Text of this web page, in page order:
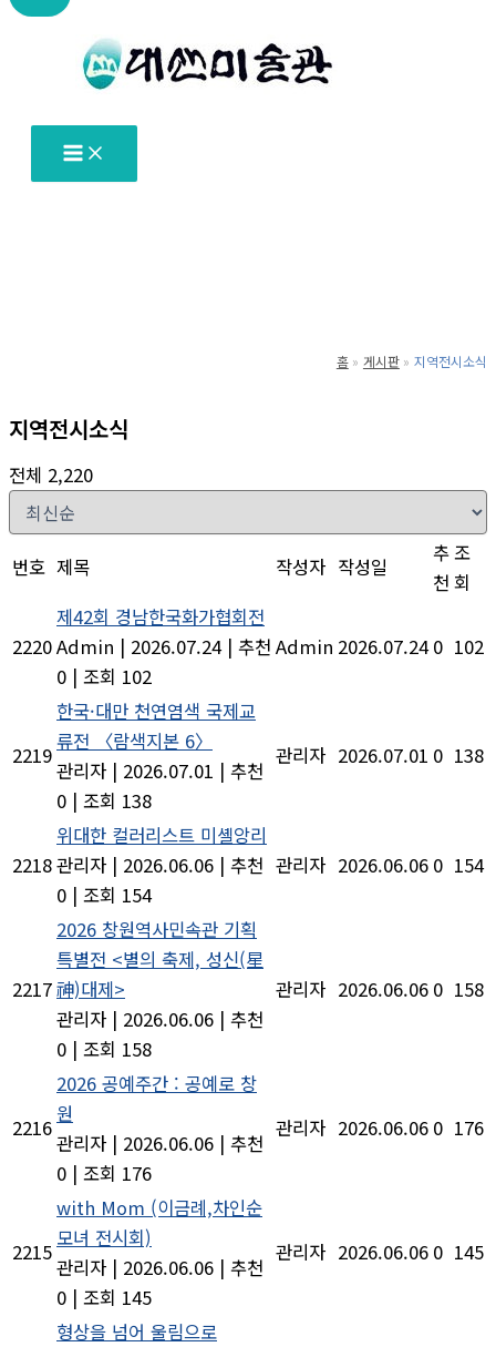
홈 게시판 지역전시소식
지역전시소식
전체 2,220
번호 제목 작성자 작성일
추
천
조
회
2220
제42회 경남한국화가협회전
Admin | 2026.07.24 | 추천
0 | 조회 102
Admin 2026.07.24 0 102
2219
한국·대만 천연염색 국제교
류전 〈람색지본 6〉
관리자 | 2026.07.01 | 추천
0 | 조회 138
관리자 2026.07.01 0 138
2218
위대한 컬러리스트 미셸앙리
관리자 | 2026.06.06 | 추천
0 | 조회 154
관리자 2026.06.06 0 154
2217
2026 창원역사민속관 기획
특별전 <별의 축제, 성신(星
神)대제>
관리자 | 2026.06.06 | 추천
0 | 조회 158
관리자 2026.06.06 0 158
2216
2026 공예주간 : 공예로 창
원
관리자 | 2026.06.06 | 추천
0 | 조회 176
관리자 2026.06.06 0 176
2215
with Mom (이금례,차인순
모녀 전시회)
관리자 | 2026.06.06 | 추천
0 | 조회 145
관리자 2026.06.06 0 145
형상을 넘어 울림으로